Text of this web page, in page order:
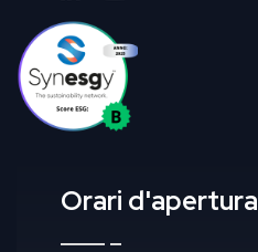
Orari d'apertura